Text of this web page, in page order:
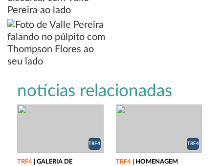
notícias relacionadas
TRF4
TRF4
GALERIA DE
TRF4
TRF4| HOMENAGEM